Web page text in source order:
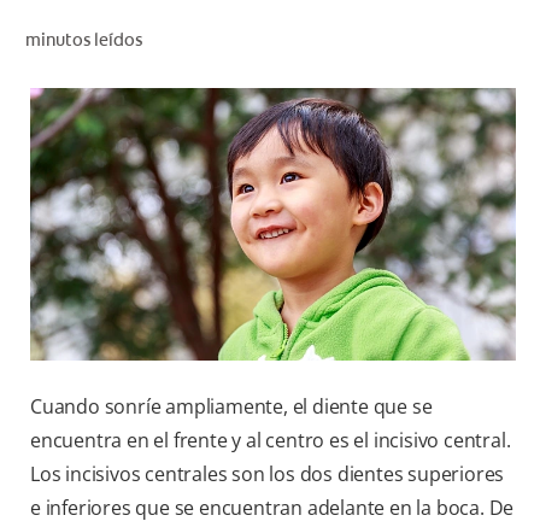
PARA PROFESIONALES
CUPONES
DÓNDE COMPRAR
VE (ES)
minutos leídos
Cuando sonríe ampliamente, el diente que se
encuentra en el frente y al centro es el incisivo central.
Los incisivos centrales son los dos dientes superiores
e inferiores que se encuentran adelante en la boca. De